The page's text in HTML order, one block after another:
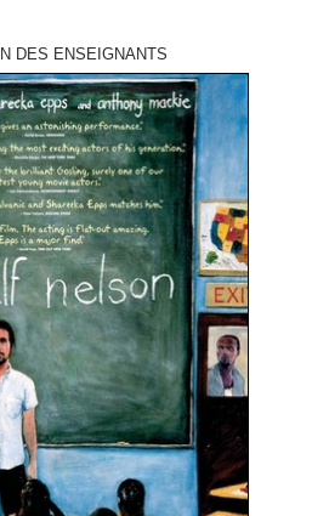
DES ENSEIGNANTS